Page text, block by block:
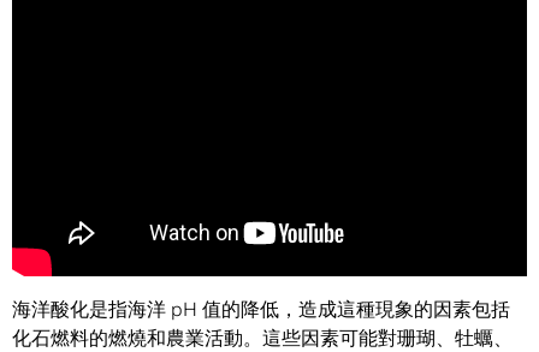
海洋酸化是指海洋 pH 值的降低，造成這種現象的因素包括
化石燃料的燃燒和農業活動。這些因素可能對珊瑚、牡蠣、